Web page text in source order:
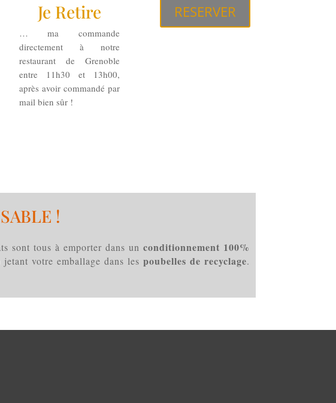
Je Retire
… ma commande
directement à notre
restaurant de Grenoble
entre 11h30 et 13h00,
après avoir commandé par
mail bien sûr !
RESERVER
!
sont tous à emporter dans un conditionnement 100%
votre emballage dans les poubelles de recyclage.